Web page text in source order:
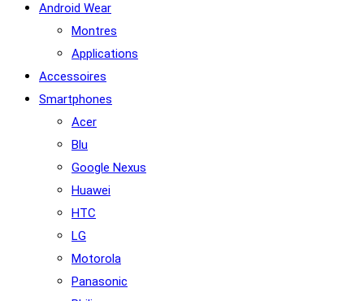
Android Wear
Montres
Applications
Accessoires
Smartphones
Acer
Blu
Google Nexus
Huawei
HTC
LG
Motorola
Panasonic